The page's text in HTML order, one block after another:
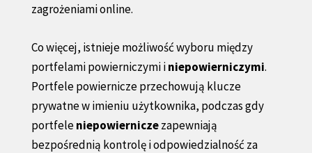
zagrożeniami online.
Co więcej, istnieje możliwość wyboru między
portfelami powierniczymi iniepowierniczymi.
Portfele powiernicze przechowują klucze
prywatne w imieniu użytkownika, podczas gdy
portfeleniepowierniczezapewniają
bezpośrednią kontrolę i odpowiedzialność za